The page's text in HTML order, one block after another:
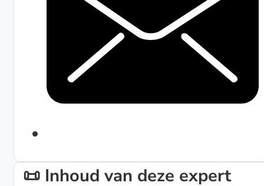
📜 Inhoud van deze expert